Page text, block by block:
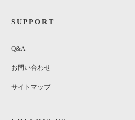
SUPPORT
Q&A
お問い合わせ
サイトマップ